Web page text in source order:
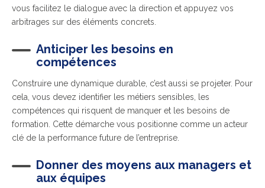
vous facilitez le dialogue avec la direction et appuyez vos
arbitrages sur des éléments concrets.
Anticiper les besoins en
compétences
Construire une dynamique durable, c’est aussi se projeter. Pour
cela, vous devez identifier les métiers sensibles, les
compétences qui risquent de manquer et les besoins de
formation. Cette démarche vous positionne comme un acteur
clé de la performance future de l’entreprise.
Donner des moyens aux managers et
aux équipes